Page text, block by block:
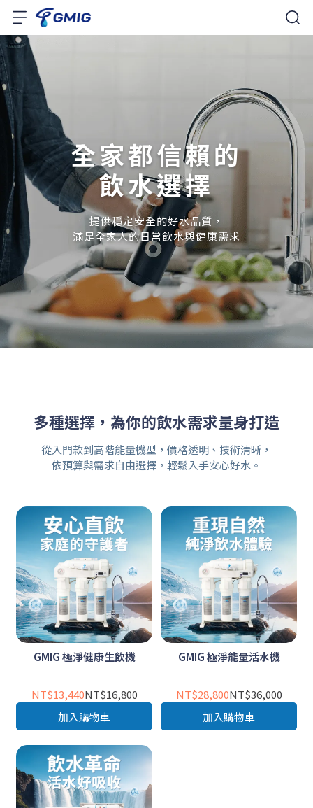
全家都信賴的
飲水選擇
提供穩定安全的好水品質，
滿足全家人的日常飲水與健康需求
多種選擇，為你的飲水需求量身打造
從入門款到高階能量機型，價格透明、技術清晰，
依預算與需求自由選擇，輕鬆入手安心好水。
GMIG 極淨健康生飲機
NT$13,440NT$16,800
加入購物車
GMIG 極淨能量活水機
NT$28,800NT$36,000
加入購物車